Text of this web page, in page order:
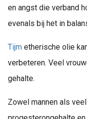
en angst die verband
evenals bij het in
Tijm etherische olie
verbeteren. Veel
gehalte.
Zowel mannen als